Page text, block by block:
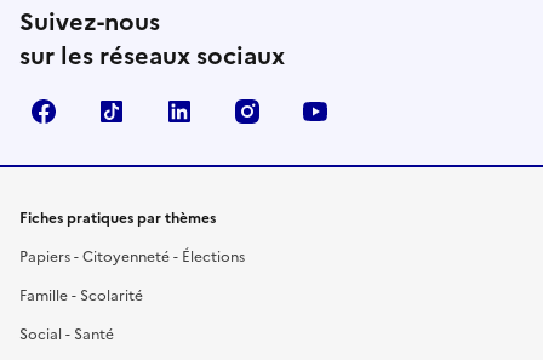
Suivez-nous
sur les réseaux sociaux
FacebookTikTok LinkedIn Instagram
Fiches pratiques par thèmes
Papiers - Citoyenneté - Élections
Famille - Scolarité
Social - Santé